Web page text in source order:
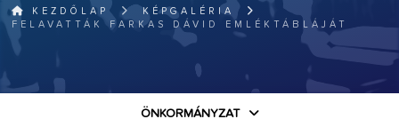
KEZDŐLAP
KÉPGALÉRIA
FELAVATTÁK FARKAS DÁVID EMLÉKTÁBLÁJÁT
ÖNKORMÁNYZAT